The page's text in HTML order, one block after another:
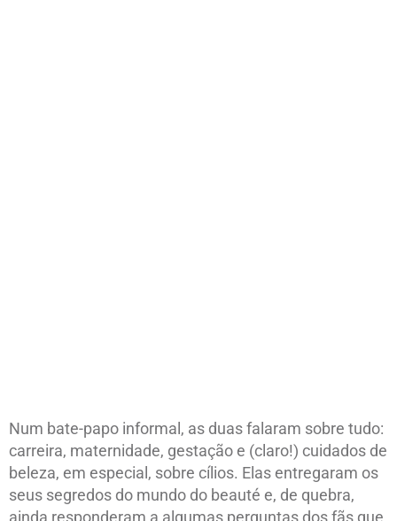
Num bate-papo informal, as duas falaram sobre tudo:
carreira, maternidade, gestação e (claro!) cuidados de
beleza, em especial, sobre cílios. Elas entregaram os
seus segredos do mundo do beauté e, de quebra,
ainda responderam a algumas perguntas dos fãs que